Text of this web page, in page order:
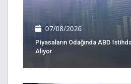
07/08/2026
Piyasaların Odağında ABD
Alıyor